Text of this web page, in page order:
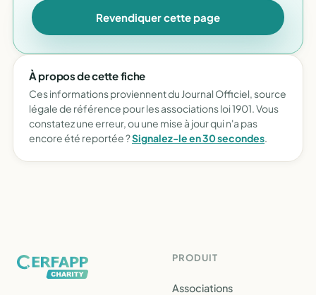
Revendiquer cette page
À propos de cette fiche
Ces informations proviennent du Journal Officiel, source
légale de référence pour les associations loi 1901. Vous
constatez une erreur, ou une mise à jour qui n'a pas
encore été reportée ?Signalez-le en 30 secondes.
PRODUIT
Associations